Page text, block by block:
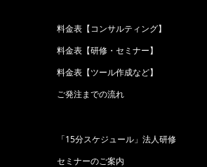
料金表【コンサルティング】
料金表【研修・セミナー】
料金表【ツール作成など】
ご発注までの流れ
「15分スケジュール」法人研修
セミナーのご案内